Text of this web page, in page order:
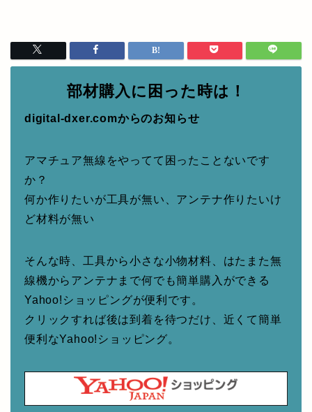
部材購入に困った時は！
digital-dxer.comからのお知らせ
アマチュア無線をやってて困ったことないです
か？
何か作りたいが工具が無い、アンテナ作りたいけ
ど材料が無い
そんな時、工具から小さな小物材料、はたまた無
線機からアンテナまで何でも簡単購入ができる
Yahoo!ショッピングが便利です。
クリックすれば後は到着を待つだけ、近くて簡単
便利なYahoo!ショッピング。